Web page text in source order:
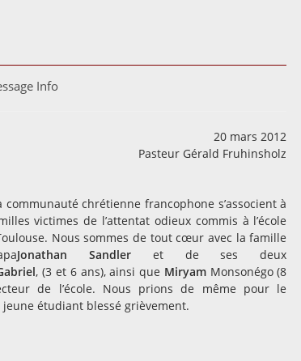
Info
20 mars 2012
Pasteur Gérald Fruhinsholz
communauté chrétienne francophone s’associent à
victimes de l’attentat odieux commis à l’école
Nous sommes de tout cœur avec la famille
Jonathan Sandleret de ses deux
, (3 et 6 ans), ainsi que MiryamMonsonégo (8
de l’école. Nous prions de même pour le
étudiant blessé grièvement.